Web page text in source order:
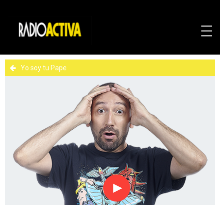
Yo soy tu Pape
Reproducir